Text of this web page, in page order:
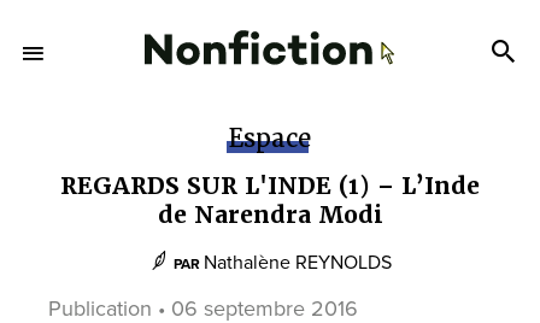
Espace
REGARDS SUR L'INDE (1) – L’Inde
de Narendra Modi
PAR Nathalène REYNOLDS
Publication • 06 septembre 2016